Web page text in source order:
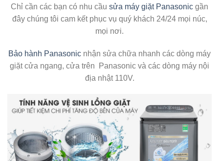
Chỉ cần các bạn có nhu cầu sửa máy giặt Panasonic gần
đây chúng tôi cam kết phục vụ quý khách 24/24 mọi núc,
mọi nơi.
Bảo hành Panasonic nhận sửa chữa nhanh các dòng máy
giặt cửa ngang, cửa trên Panasonic và các dòng máy nội
địa nhật 110V.